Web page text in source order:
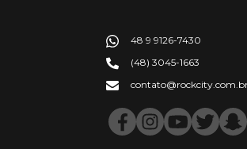
48 9 9126-7430
(48) 3045-1663